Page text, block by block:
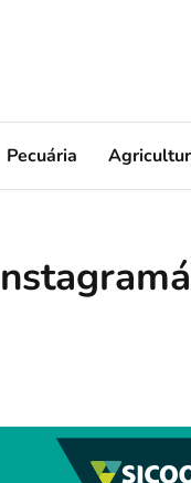
Pecuária